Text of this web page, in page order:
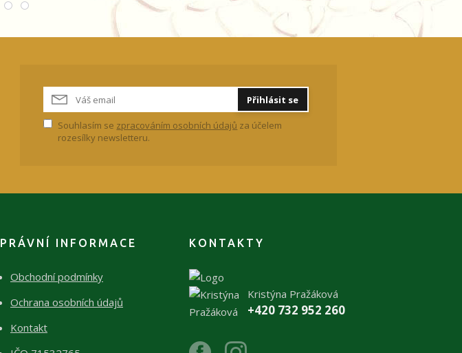
Přihlásit se
Souhlasím se zpracováním osobních údajů za účelem
rozesílky newsletteru.
PRÁVNÍ INFORMACE
Obchodní podmínky
Ochrana osobních údajů
Kontakt
KONTAKTY
Kristýna Pražáková
+420 732 952 260